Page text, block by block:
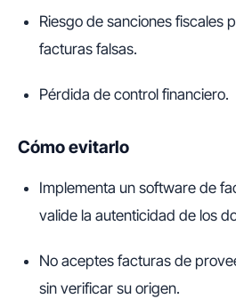
Riesgo de sanciones fiscales
facturas falsas.
Pérdida de control financiero.
Cómo evitarlo
Implementa un software de
valide la autenticidad de los
No aceptes facturas de
sin verificar su origen.